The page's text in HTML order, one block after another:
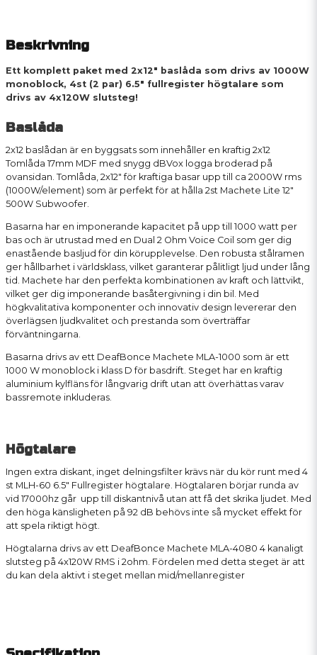
Beskrivning
Ett komplett paket med 2x12" baslåda som drivs av 1000W
monoblock, 4st (2 par) 6.5" fullregister högtalare som
drivs av 4x120W slutsteg!
Baslåda
2x12 baslådan är en byggsats som innehåller en kraftig 2x12
Tomlåda 17mm MDF med snygg dBVox logga broderad på
ovansidan. Tomlåda, 2x12" för kraftiga basar upp till ca 2000W rms
(1000W/element) som är perfekt för at hålla 2st Machete Lite 12"
500W Subwoofer.
Basarna har en imponerande kapacitet på upp till 1000 watt per
bas och är utrustad med en Dual 2 Ohm Voice Coil som ger dig
enastående basljud för din körupplevelse. Den robusta stålramen
ger hållbarhet i världsklass, vilket garanterar pålitligt ljud under lång
tid. Machete har den perfekta kombinationen av kraft och lättvikt,
vilket ger dig imponerande basåtergivning i din bil. Med
högkvalitativa komponenter och innovativ design levererar den
överlägsen ljudkvalitet och prestanda som överträffar
förväntningarna.
Basarna drivs av ett DeafBonce Machete MLA-1000 som är ett
1000 W monoblock i klass D för basdrift. Steget har en kraftig
aluminium kylfläns för långvarig drift utan att överhättas varav
bassremote inkluderas.
Högtalare
Ingen extra diskant, inget delningsfilter krävs när du kör runt med 4
st MLH-60 6.5" Fullregister högtalare. Högtalaren börjar runda av
vid 17000hz går upp till diskantnivå utan att få det skrika ljudet. Med
den höga känsligheten på 92 dB behövs inte så mycket effekt för
att spela riktigt högt.
Högtalarna drivs av ett DeafBonce Machete MLA-4080 4 kanaligt
slutsteg på 4x120W RMS i 2ohm. Fördelen med detta steget är att
du kan dela aktivt i steget mellan mid/mellanregister